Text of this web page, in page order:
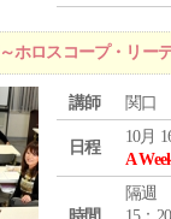
ホロスコープ・リー
講師 関口
日程
10月
A
隔週